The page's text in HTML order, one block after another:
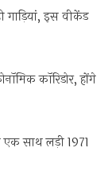
इस वीकेंड
कॉरिडोर, होंगे
साथ लड़ी 1971